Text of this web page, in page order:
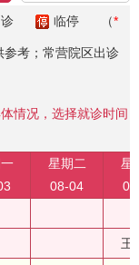
临停 （*
参考；常营院区出诊
情况，选择就诊时间
星期二
08-04
星
王